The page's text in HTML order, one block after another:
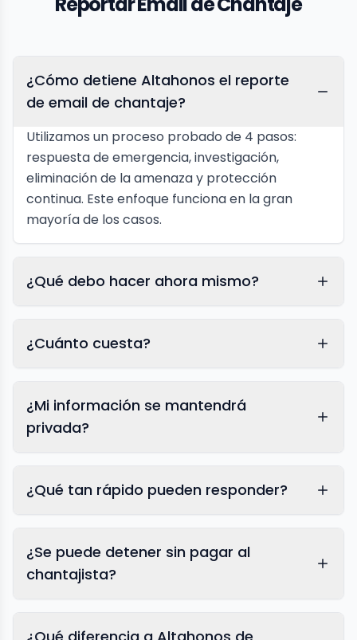
¿Cómo detiene Altahonos el reporte
de email de chantaje?
Utilizamos un proceso probado de 4 pasos:
respuesta de emergencia, investigación,
eliminación de la amenaza y protección
continua. Este enfoque funciona en la gran
mayoría de los casos.
¿Qué debo hacer ahora mismo?
¿Cuánto cuesta?
¿Mi información se mantendrá
privada?
¿Qué tan rápido pueden responder?
¿Se puede detener sin pagar al
chantajista?